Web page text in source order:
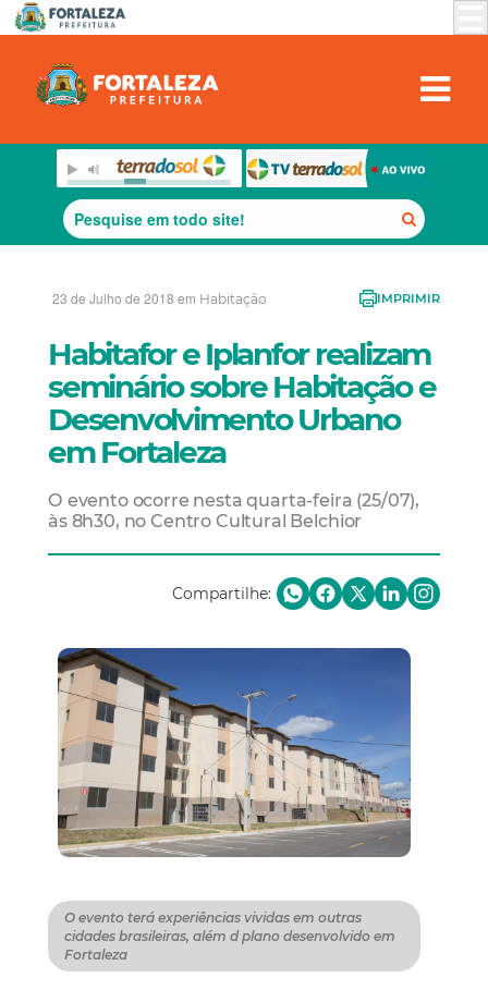
23 de Julho de 2018 em Habitação IMPRIMIR
Habitafor e Iplanfor realizam
seminário sobre Habitação e
Desenvolvimento Urbano
em Fortaleza
O evento ocorre nesta quarta-feira (25/07),
às 8h30, no Centro Cultural Belchior
Compartilhe:
O evento terá experiências vividas em outras
cidades brasileiras, além d plano desenvolvido em
Fortaleza